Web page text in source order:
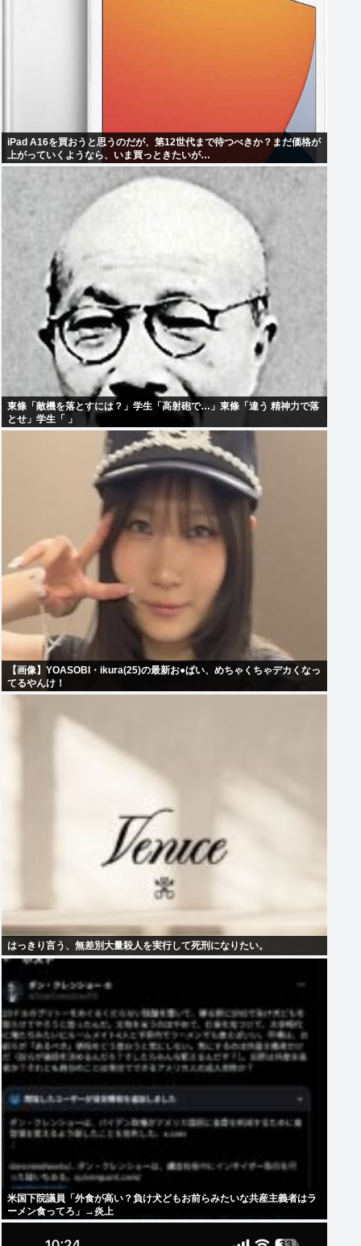
iPad A16を買おうと思うのだが、第12世代まで待つべきか？まだ価格が
上がっていくようなら、いま買っときたいが…
東條「敵機を落とすには？」学生「高射砲で…」東條「違う 精神力で落
とせ」学生「 」
【画像】YOASOBI・ikura(25)の最新お●ぱい、めちゃくちゃデカくなっ
てるやんけ！
はっきり言う、無差別大量殺人を実行して死刑になりたい。
米国下院議員「外食が高い？負け犬どもお前らみたいな共産主義者はラ
ーメン食ってろ」→炎上